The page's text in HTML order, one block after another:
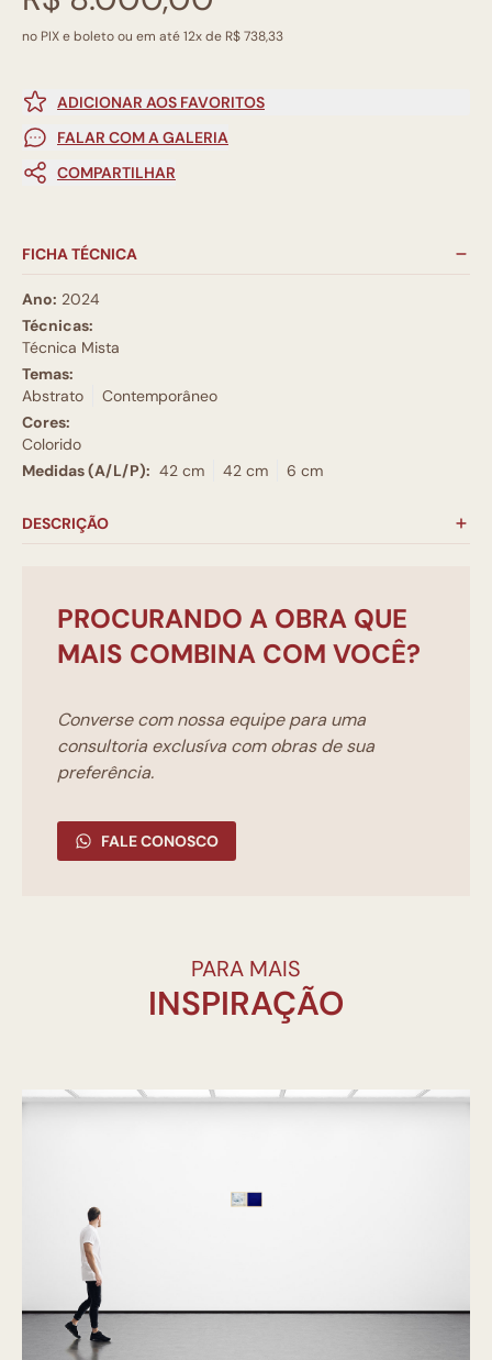
no PIX e boleto ou em até 12x de R$ 738,33
ADICIONAR AOS FAVORITOS
FALAR COM A GALERIA
COMPARTILHAR
FICHA TÉCNICA
Ano: 2024
Técnicas:
Técnica Mista
Temas:
Abstrato
Contemporâneo
Cores:
Colorido
Medidas (A/L/P): 42 cm 42 cm 6 cm
DESCRIÇÃO
PROCURANDO A OBRA QUE
MAIS COMBINA COM VOCÊ?
Converse com nossa equipe para uma
consultoria exclusíva com obras de sua
preferência.
FALE CONOSCO
PARA MAIS
INSPIRAÇÃO